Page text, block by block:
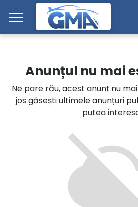
Mergi direct la conținutul principal
Autoturisme
Motociclete
Autoutilitare
Alte tipuri vehicule
Anunțul nu mai
Ne pare rău, acest anunț nu
jos găsești ultimele anunțuri
putea